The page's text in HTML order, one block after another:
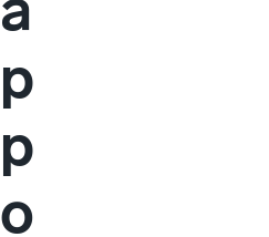
p
p
o